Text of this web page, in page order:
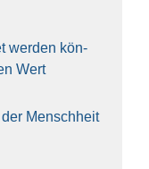
wer­den kön­
Wert
Mensch­heit